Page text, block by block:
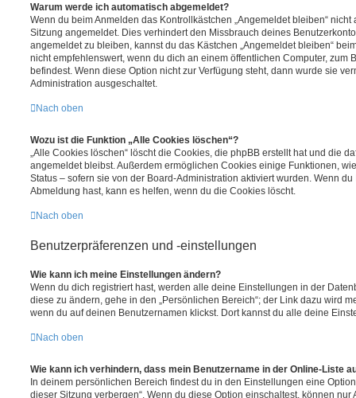
Warum werde ich automatisch abgemeldet?
Wenn du beim Anmelden das Kontrollkästchen „Angemeldet bleiben“
Sitzung angemeldet. Dies verhindert den Missbrauch deines
angemeldet zu bleiben, kannst du das Kästchen „Angemeldet bleiben“
nicht empfehlenswert, wenn du dich an einem öffentlichen Computer, zum
befindest. Wenn diese Option nicht zur Verfügung steht, dann wurde sie
Administration ausgeschaltet.
Nach oben
Wozu ist die Funktion „Alle Cookies löschen“?
„Alle Cookies löschen“ löscht die Cookies, die phpBB erstellt hat und die
angemeldet bleibst. Außerdem ermöglichen Cookies einige Funktionen,
Status – sofern sie von der Board-Administration aktiviert wurden. Wenn
Abmeldung hast, kann es helfen, wenn du die Cookies löscht.
Nach oben
Benutzerpräferenzen und -einstellungen
Wie kann ich meine Einstellungen ändern?
Wenn du dich registriert hast, werden alle deine Einstellungen in der
diese zu ändern, gehe in den „Persönlichen Bereich“; der Link dazu wird
wenn du auf deinen Benutzernamen klickst. Dort kannst du alle deine
Nach oben
Wie kann ich verhindern, dass mein Benutzername in der Online-Liste
In deinem persönlichen Bereich findest du in den Einstellungen eine
dieser Sitzung verbergen“. Wenn du diese Option einschaltest, können